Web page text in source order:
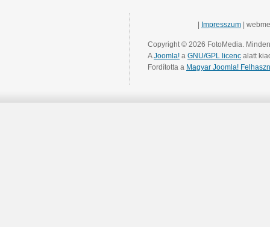
Impresszum |
Copyright © 2026 FotoMedia.
AJoomla! a GNU/GPL licenc alatt
Fordította a Magyar Joomla!